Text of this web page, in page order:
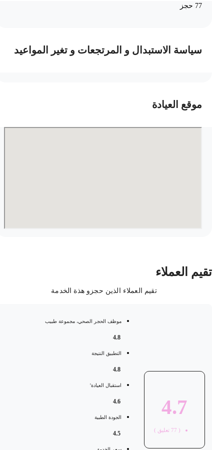
سياسة الاستبدال و المرتجعات و تغير المواعيد
موقع العيادة
العملاء
تقيم العملاء الذين حجزو هذة الخدمة
4.7
77 تعليق )
موظف الحجر الصحي، مجموعة طبيب
التطبيق النتيجة
استقبال العيادة'
الجودة الطبية